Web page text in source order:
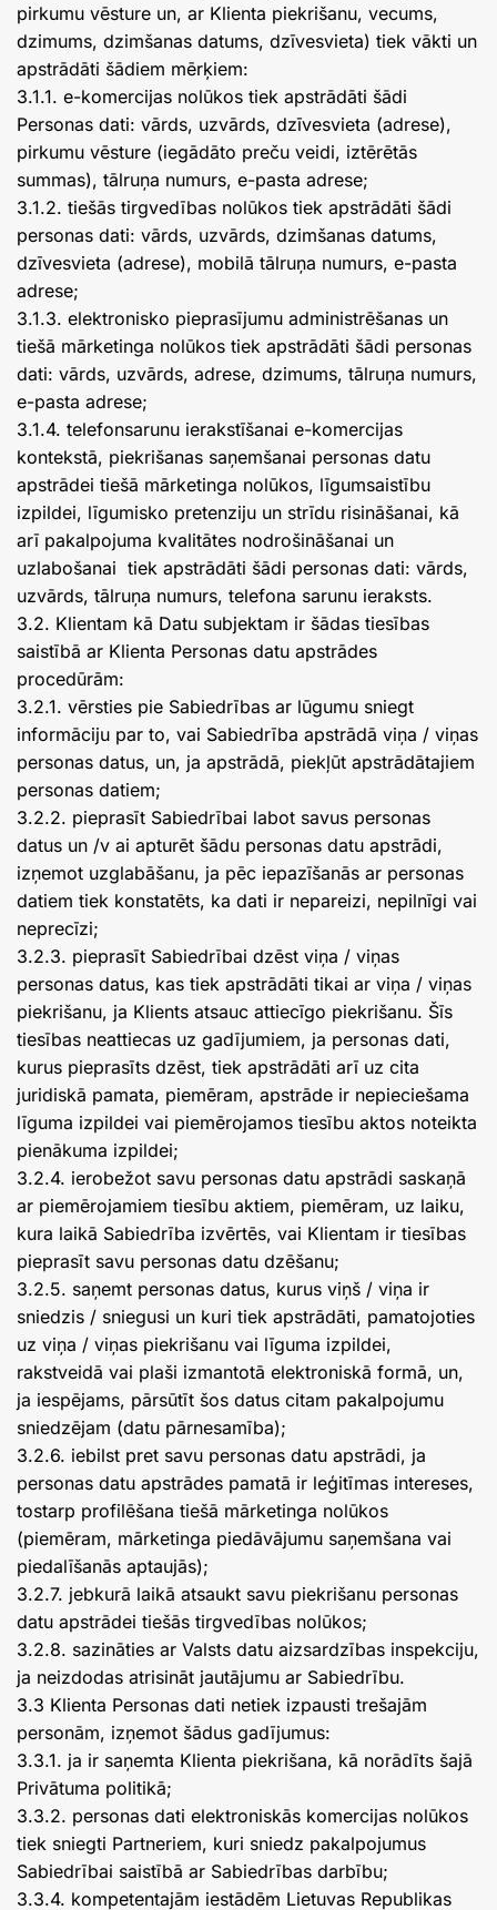
pirkumu vēsture un, ar Klienta piekrišanu, vecums,
dzimums, dzimšanas datums, dzīvesvieta) tiek vākti un
apstrādāti šādiem mērķiem:
3.1.1. e-komercijas nolūkos tiek apstrādāti šādi
Personas dati: vārds, uzvārds, dzīvesvieta (adrese),
pirkumu vēsture (iegādāto preču veidi, iztērētās
summas), tālruņa numurs, e-pasta adrese;
3.1.2. tiešās tirgvedības nolūkos tiek apstrādāti šādi
personas dati: vārds, uzvārds, dzimšanas datums,
dzīvesvieta (adrese), mobilā tālruņa numurs, e-pasta
adrese;
3.1.3. elektronisko pieprasījumu administrēšanas un
tiešā mārketinga nolūkos tiek apstrādāti šādi personas
dati: vārds, uzvārds, adrese, dzimums, tālruņa numurs,
e-pasta adrese;
3.1.4. telefonsarunu ierakstīšanai e-komercijas
kontekstā, piekrišanas saņemšanai personas datu
apstrādei tiešā mārketinga nolūkos, līgumsaistību
izpildei, līgumisko pretenziju un strīdu risināšanai, kā
arī pakalpojuma kvalitātes nodrošināšanai un
uzlabošanai tiek apstrādāti šādi personas dati: vārds,
uzvārds, tālruņa numurs, telefona sarunu ieraksts.
3.2. Klientam kā Datu subjektam ir šādas tiesības
saistībā ar Klienta Personas datu apstrādes
procedūrām:
3.2.1. vērsties pie Sabiedrības ar lūgumu sniegt
informāciju par to, vai Sabiedrība apstrādā viņa / viņas
personas datus, un, ja apstrādā, piekļūt apstrādātajiem
personas datiem;
3.2.2. pieprasīt Sabiedrībai labot savus personas
datus un /v ai apturēt šādu personas datu apstrādi,
izņemot uzglabāšanu, ja pēc iepazīšanās ar personas
datiem tiek konstatēts, ka dati ir nepareizi, nepilnīgi vai
neprecīzi;
3.2.3. pieprasīt Sabiedrībai dzēst viņa / viņas
personas datus, kas tiek apstrādāti tikai ar viņa / viņas
piekrišanu, ja Klients atsauc attiecīgo piekrišanu. Šīs
tiesības neattiecas uz gadījumiem, ja personas dati,
kurus pieprasīts dzēst, tiek apstrādāti arī uz cita
juridiskā pamata, piemēram, apstrāde ir nepieciešama
līguma izpildei vai piemērojamos tiesību aktos noteikta
pienākuma izpildei;
3.2.4. ierobežot savu personas datu apstrādi saskaņā
ar piemērojamiem tiesību aktiem, piemēram, uz laiku,
kura laikā Sabiedrība izvērtēs, vai Klientam ir tiesības
pieprasīt savu personas datu dzēšanu;
3.2.5. saņemt personas datus, kurus viņš / viņa ir
sniedzis / sniegusi un kuri tiek apstrādāti, pamatojoties
uz viņa / viņas piekrišanu vai līguma izpildei,
rakstveidā vai plaši izmantotā elektroniskā formā, un,
ja iespējams, pārsūtīt šos datus citam pakalpojumu
sniedzējam (datu pārnesamība);
3.2.6. iebilst pret savu personas datu apstrādi, ja
personas datu apstrādes pamatā ir leģitīmas intereses,
tostarp profilēšana tiešā mārketinga nolūkos
(piemēram, mārketinga piedāvājumu saņemšana vai
piedalīšanās aptaujās);
3.2.7. jebkurā laikā atsaukt savu piekrišanu personas
datu apstrādei tiešās tirgvedības nolūkos;
3.2.8. sazināties ar Valsts datu aizsardzības inspekciju,
ja neizdodas atrisināt jautājumu ar Sabiedrību.
3.3 Klienta Personas dati netiek izpausti trešajām
personām, izņemot šādus gadījumus:
3.3.1. ja ir saņemta Klienta piekrišana, kā norādīts šajā
Privātuma politikā;
3.3.2. personas dati elektroniskās komercijas nolūkos
tiek sniegti Partneriem, kuri sniedz pakalpojumus
Sabiedrībai saistībā ar Sabiedrības darbību;
3.3.4. kompetentajām iestādēm Lietuvas Republikas